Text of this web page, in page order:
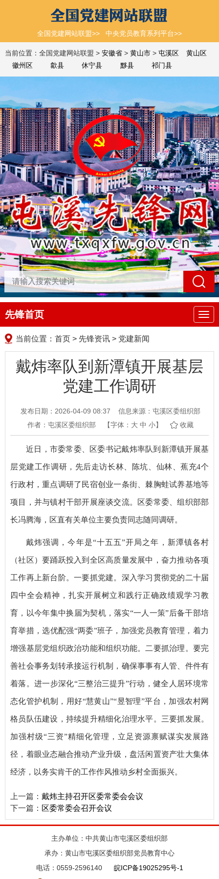
全国党建网站联盟>> 中央党员教育系列平台>>
当前位置：全国党建网站联盟 > 安徽省 > 黄山市 > 屯溪区
黄山区
徽州区
歙县 休宁县 黟县 祁门县
导
航
先锋首页
当前位置： 首页 > 先锋资讯 > 党建新闻
戴炜率队到新潭镇开展基层
党建工作调研
发布日期：2026-04-09 08:37
信息来源：屯溪区委组织部
作者：屯溪区委组织部
【字体： 大 中 小】 收藏
近日，市委常委、区委书记戴炜率队到新潭镇开展基
层党建工作调研，先后走访长林、陈坑、仙林、蕉充4个
行政村，重点调研了民宿创业一条街、棘胸蛙试养基地等
项目，并与镇村干部开展座谈交流。区委常委、组织部部
长冯腾海，区直有关单位主要负责同志随同调研。
戴炜强调，今年是“十五五”开局之年，新潭镇各村
（社区）要踊跃投入到全区高质量发展中，奋力推动各项
工作再上新台阶。一要抓党建。深入学习贯彻党的二十届
四中全会精神，扎实开展树立和践行正确政绩观学习教
育，以今年集中换届为契机，落实“一人一策”后备干部培
育举措，选优配强“两委”班子，加强党员教育管理，着力
增强基层党组织政治功能和组织功能。二要抓治理。要完
善社会事务划转承接运行机制，确保事事有人管、件件有
着落。进一步深化“三整治三提升”行动，健全人居环境常
态化管护机制，用好“慧黄山”“昱智理”平台，加强农村网
格员队伍建设，持续提升精细化治理水平。三要抓发展。
加强村级“三资”精细化管理，立足资源禀赋谋实发展路
径，着眼业态融合推动产业升级，盘活闲置资产壮大集体
经济，以务实肯干的工作作风推动乡村全面振兴。
上一篇： 戴炜主持召开区委常委会会议
下一篇： 区委常委会召开会议
主办单位：中共黄山市屯溪区委组织部
承办：黄山市屯溪区委组织部党员教育中心
电话：0559-2596140
皖ICP备19025295号-1